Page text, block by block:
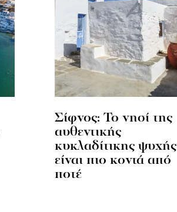
Σίφνος: Το νησί της
αυθεντικής
κυκλαδίτικης ψυχής
είναι πιο κοντά από
ποτέ